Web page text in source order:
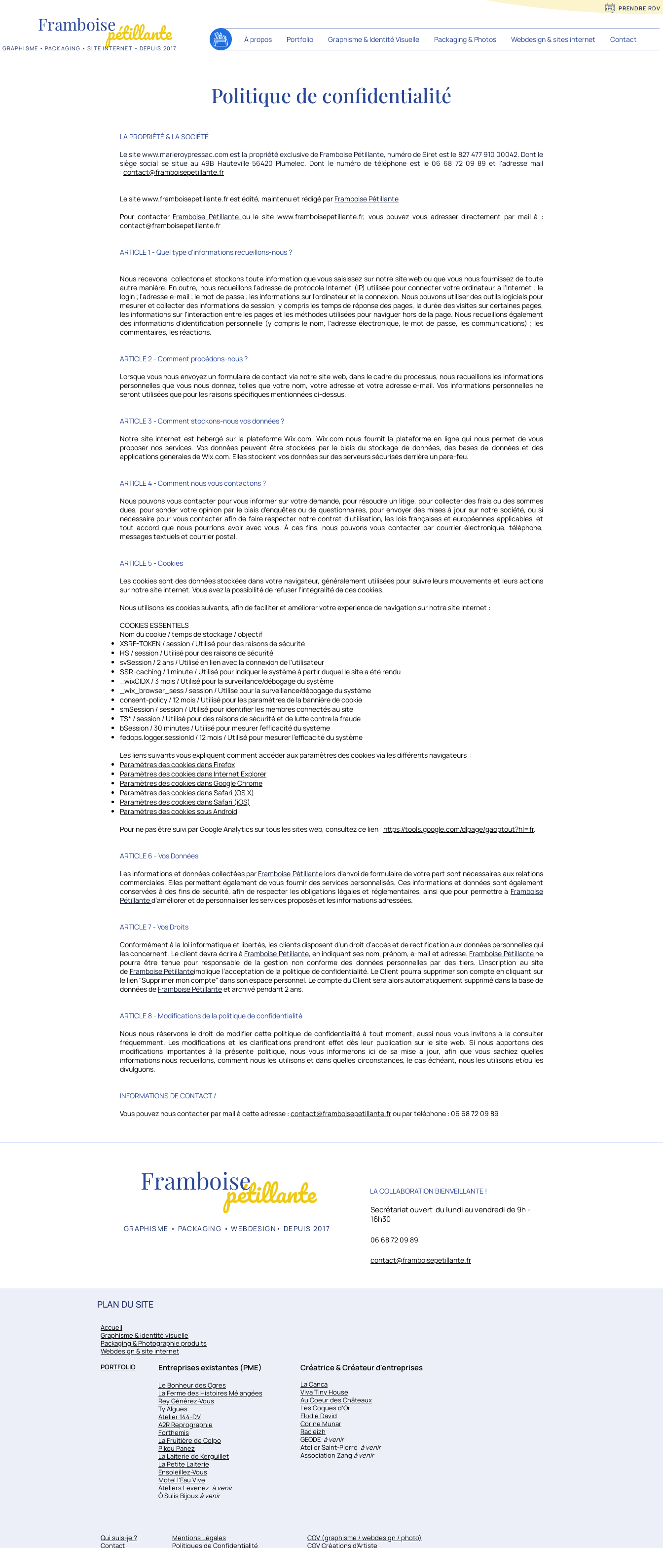
PRENDRE RDV
Framboisepétillante
GRAPHISME • PACKAGING • SITE INTERNET • DEPUIS 2017
À propos Portfolio Graphisme & Identité Visuelle Packaging & Photos Webdesign & sites internet Contact
Politique de confidentialité
LA PROPRIÉTÉ & LA SOCIÉTÉ
Le sitewww.marieroypressac.com est la propriété exclusive de Framboise Pétillante, numéro de Siret est le 827 477 910 00042. Dont le
siège social se situe au 49B Hauteville 56420 Plumelec. Dont le numéro de téléphone est le 06 68 72 09 89 et l'adresse mail
: contact@framboisepetillante.fr
Le sitewww.framboisepetillante.frest édité, maintenu et rédigé par Framboise Pétillante
Pour contacter Framboise Pétillante ou le site www.framboisepetillante.fr, vous pouvez vous adresser directement par mail à :
contact@framboisepetillante.fr
ARTICLE 1 - Quel type d'informations recueillons-nous ?
Nous recevons, collectons et stockons toute information que vous saisissez sur notre site web ou que vous nous fournissez de toute
autre manière. En outre, nous recueillons l'adresse de protocole Internet (IP) utilisée pour connecter votre ordinateur à l'Internet ; le
login ; l'adresse e-mail ; le mot de passe ; les informations sur l'ordinateur et la connexion. Nous pouvons utiliser des outils logiciels pour
mesurer et collecter des informations de session, y compris les temps de réponse des pages, la durée des visites sur certaines pages,
les informations sur l'interaction entre les pages et les méthodes utilisées pour naviguer hors de la page. Nous recueillons également
des informations d'identification personnelle (y compris le nom, l'adresse électronique, le mot de passe, les communications) ; les
commentaires, les réactions.
ARTICLE 2 - Comment procédons-nous ?​​
Lorsque vous nous envoyez un formulaire de contact via notre site web, dans le cadre du processus, nous recueillons les informations
personnelles que vous nous donnez, telles que votre nom, votre adresse et votre adresse e-mail. Vos informations personnelles ne
seront utilisées que pour les raisons spécifiques mentionnées ci-dessus.
ARTICLE 3 - Comment stockons-nous vos données ?​​
Notre site internet est hébergé sur la plateforme Wix.com. Wix.com nous fournit la plateforme en ligne qui nous permet de vous
proposer nos services. Vos données peuvent être stockées par le biais du stockage de données, des bases de données et des
applications générales de Wix.com. Elles stockent vos données sur des serveurs sécurisés derrière un pare-feu.
ARTICLE 4 - Comment nous vous contactons ?​​
Nous pouvons vous contacter pour vous informer sur votre demande, pour résoudre un litige, pour collecter des frais ou des sommes
dues, pour sonder votre opinion par le biais d'enquêtes ou de questionnaires, pour envoyer des mises à jour sur notre société, ou si
nécessaire pour vous contacter afin de faire respecter notre contrat d'utilisation, les lois françaises et européennes applicables, et
tout accord que nous pourrions avoir avec vous. À ces fins, nous pouvons vous contacter par courrier électronique, téléphone,
messages textuels et courrier postal.
ARTICLE 5 - Cookies
Les cookies sont des données stockées dans votre navigateur, généralement utilisées pour suivre leurs mouvements et leurs actions
sur notre site internet. Vous avez la possibilité de refuser l'intégralité de ces cookies.
Nous utilisons les cookies suivants, afin de faciliter et améliorer votre expérience de navigation sur notre site internet :
COOKIES ESSENTIELS
Nom du cookie / temps de stockage / objectif
XSRF-TOKEN / session / Utilisé pour des raisons de sécurité
HS / session / Utilisé pour des raisons de sécurité
svSession / 2 ans / Utilisé en lien avec la connexion de l'utilisateur
SSR-caching / 1 minute / Utilisé pour indiquer le système à partir duquel le site a été rendu
_wixCIDX / 3 mois / Utilisé pour la surveillance/débogage du système
_wix_browser_sess / session / Utilisé pour la surveillance/débogage du système
consent-policy / 12 mois / Utilisé pour les paramètres de la bannière de cookie
smSession / session / Utilisé pour identifier les membres connectés au site
TS* / session / Utilisé pour des raisons de sécurité et de lutte contre la fraude
bSession / 30 minutes / Utilisé pour mesurer l'efficacité du système
fedops.logger.sessionId / 12 mois / Utilisé pour mesurer l'efficacité du système
Les liens suivants vous expliquent comment accéder aux paramètres des cookies via les différents navigateurs :
Paramètres des cookies dans Firefox
Paramètres des cookies dans Internet Explorer
Paramètres des cookies dans Google Chrome
Paramètres des cookies dans Safari (OS X)
Paramètres des cookies dans Safari (iOS)
Paramètres des cookies sous Android
Pour ne pas être suivi par Google Analytics sur tous les sites web, consultez ce lien : https://tools.google.com/dlpage/gaoptout?hl=fr.
ARTICLE 6 - Vos Données
Les informations et données collectées par Framboise Pétillantelors d'envoi de formulaire de votre part sont nécessaires aux relations
commerciales. Elles permettent également de vous fournir des services personnalisés. Ces informations et données sont également
conservées à des fins de sécurité, afin de respecter les obligations légales et réglementaires, ainsi que pour permettre à Framboise
Pétillanted’améliorer et de personnaliser les services proposés et les informations adressées.
ARTICLE 7 - Vos Droits
Conformément à la loi informatique et libertés, les clients disposent d’un droit d’accès et de rectification aux données personnelles qui
les concernent. Le client devra écrire à Framboise Pétillante, en indiquant ses nom, prénom, e-mail et adresse. Framboise Pétillante ne
pourra être tenue pour responsable de la gestion non conforme des données personnelles par des tiers. L’inscription au site
de Framboise Pétillanteimplique l’acceptation de la politique de confidentialité. Le Client pourra supprimer son compte en cliquant sur
le lien "Supprimer mon compte" dans son espace personnel. Le compte du Client sera alors automatiquement supprimé dans la base de
données de Framboise Pétillanteet archivé pendant 2 ans.
ARTICLE 8 - Modifications de la politique de confidentialité
Nous nous réservons le droit de modifier cette politique de confidentialité à tout moment, aussi nous vous invitons à la consulter
fréquemment. Les modifications et les clarifications prendront effet dès leur publication sur le site web. Si nous apportons des
modifications importantes à la présente politique, nous vous informerons ici de sa mise à jour, afin que vous sachiez quelles
informations nous recueillons, comment nous les utilisons et dans quelles circonstances, le cas échéant, nous les utilisons et/ou les
divulguons.
INFORMATIONS DE CONTACT /
Vous pouvez nous contacter par mail à cette adresse : contact@framboisepetillante.frou par téléphone : 06 68 72 09 89
pétillante
Framboise
GRAPHISME • PACKAGING • WEBDESIGN• DEPUIS 2017
LA COLLABORATION BIENVEILLANTE !
Secrétariat ouvert du lundi au vendredi de 9h -
16h30
06 68 72 09 89
contact@framboisepetillante.fr
PLAN DU SITE
Accueil
Graphisme & identité visuelle
Packaging & Photographie produits
Webdesign & site internet
PORTFOLIO
Entreprises existantes (PME)
Le Bonheur des Ogres
La Ferme des Histoires Mélangées
Rey Générez-Vous
Ty Algues
Atelier 144-DV
A2R Reprographie
Forthemis
La Fruitière de Colpo
Pikou Panez
La Laiterie de Kerguillet
La Petite Laiterie
Ensoleillez-Vous
Motel l'Eau Vive
Ateliers Levenez à venir
​Ô Sulis Bijoux à venir
Créatrice & Créateur d'entreprises
La Canca
Viva Tiny House
Au Coeur des Châteaux
Les Coques d'Or
Elodie David
Corine Munar
Racleizh
GEODE à venir
Atelier Saint-Pierre à venir
Association Zang à venir
Qui suis-je ?
Contact
Mentions Légales
Politiques de Confidentialité
CGV (graphisme / webdesign / photo)
CGV Créations d'Artiste